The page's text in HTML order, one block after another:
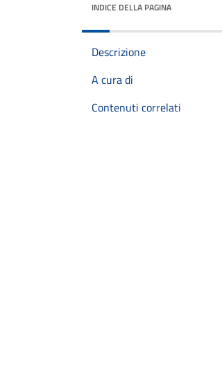
INDICE DELLA PAGINA
Descrizione
A cura di
Contenuti correlati